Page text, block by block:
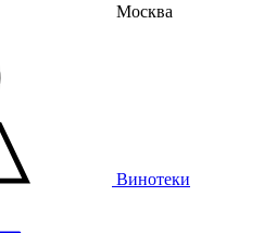
Москва
Винотеки